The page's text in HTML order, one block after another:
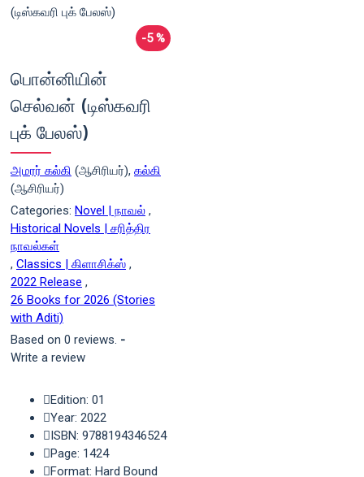
-5 %
பொன்னியின்
செல்வன் (டிஸ்கவரி
புக் பேலஸ்)
அமரர் கல்கி (ஆசிரியர்), கல்கி
(ஆசிரியர்)
Categories: Novel | நாவல் ,
Historical Novels | சரித்திர
நாவல்கள்
, Classics | கிளாசிக்ஸ் ,
2022 Release ,
26 Books for 2026 (Stories
with Aditi)
Based on 0 reviews. -
Write a review
Edition: 01
Year: 2022
ISBN: 9788194346524
Page: 1424
Format: Hard Bound